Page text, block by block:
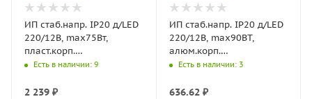
ИП стаб.напр. IP20 д/LED
220/12В, max75Вт,
пласт.корп.
298*30*16,5мм (GLS)
Есть в наличии: 9
2 239 ₽
ИП стаб.напр. IP20 д/LED
220/12В, max90ВТ,
алюм.корп.
360*17,5*17,5мм (GLS)
Есть в наличии: 3
636.62₽